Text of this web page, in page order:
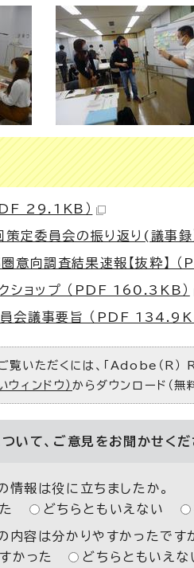
29.1KB）
策定委員会の振り返り(議事
意向調査結果速報【抜粋】
ショップ （PDF 160.3KB）
会議事要旨 （PDF
覧いただくには、「Adobe（R）
ウィンドウ） からダウンロード（無
いて、ご意見をお聞かせくだ
情報は役に立ちましたか。
どちらともいえない
内容は分かりやすかったです
かった
どちらともいえな